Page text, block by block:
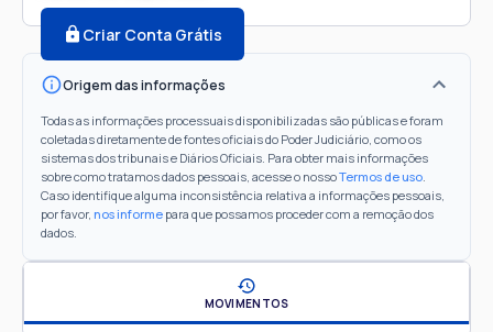
Criar Conta Grátis
Origem das informações
Todas as informações processuais disponibilizadas são públicas e foram
coletadas diretamente de fontes oficiais do Poder Judiciário, como os
sistemas dos tribunais e Diários Oficiais. Para obter mais informações
sobre como tratamos dados pessoais, acesse o nossoTermos de uso.
Caso identifique alguma inconsistência relativa a informações pessoais,
por favor, nos informe para que possamos proceder com a remoção dos
dados.
MOVIMENTOS